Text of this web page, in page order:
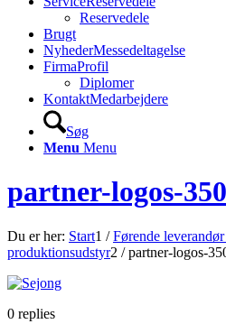
Reservedele
Brugt
NyhederMessedeltagelse
FirmaProfil
Diplomer
KontaktMedarbejdere
Søg
Menu Menu
partner-logos-
Du er her: Start1 / Førende
produktionsudstyr2 / partner-logos-
0 replies